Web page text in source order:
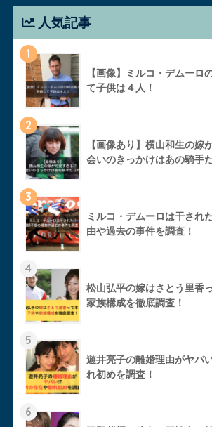
人気記事
1
【画像】ミルコ・デムーロ
て子供は４人！
2
【画像あり】横山和生の嫁
会いのきっかけはあの騎手
3
ミルコ・デムーロは干され
由や過去の事件を調査！
4
松山弘平の嫁はさとう里香
家族構成を徹底調査！
5
遊井亮子の離婚理由がヤバ
れ初めを調査！
6